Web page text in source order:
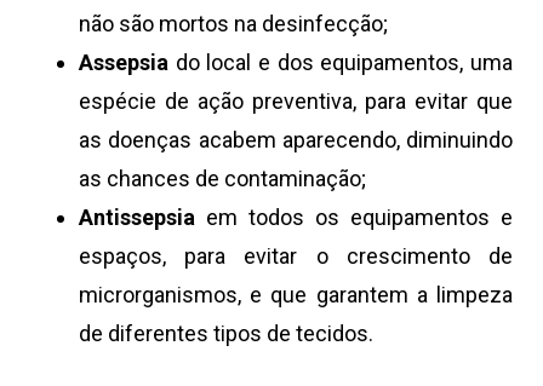
não são mortos na desinfecção;
Assepsia do local e dos equipamentos, uma
espécie de ação preventiva, para evitar que
as doenças acabem aparecendo, diminuindo
as chances de contaminação;
Antissepsia em todos os equipamentos e
espaços, para evitar o crescimento de
microrganismos, e que garantem a limpeza
de diferentes tipos de tecidos.